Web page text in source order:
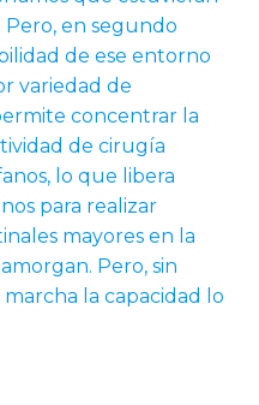
Pero, en segundo
de ese entorno
variedad de
concentrar la
de cirugía
lo que libera
para realizar
mayores en la
Pero, sin
la capacidad lo